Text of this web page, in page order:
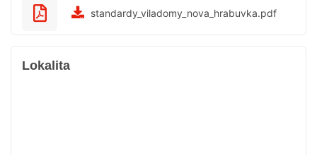
standardy_viladomy_nova_hrabuvka.pdf
Lokalita